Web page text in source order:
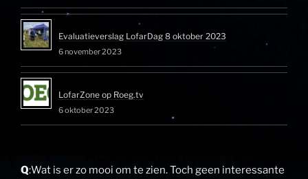
Evaluatieverslag LofarDag 8 oktober 2023
6 november 2023
LofarZone op Roeg.tv
6 oktober 2023
Q:Wat is er zo mooi om te zien. Toch geen interessante